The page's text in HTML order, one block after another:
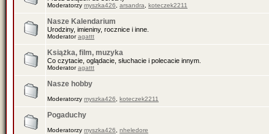
Moderatorzy myszka426 arsandra koteczek2211
Nasze Kalendarium
Urodziny, imieniny, rocznice i inne.
Moderatoragattt
Książka, film, muzyka
Co czytacie, oglądacie, słuchacie i polecacie innym.
Moderatoragattt
Nasze hobby
Moderatorzy myszka426 koteczek2211
Pogaduchy
Moderatorzy myszka426 nheledore